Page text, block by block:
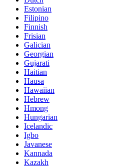
Estonian
Filipino
Finnish
Frisian
Galician
Georgian
Gujarati
Haitian
Hausa
Hawaiian
Hebrew
Hmong
Hungarian
Icelandic
Igbo
Javanese
Kannada
Kazakh